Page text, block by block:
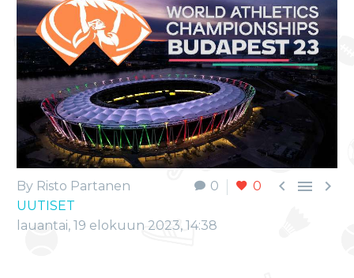
0 0   
By Risto Partanen
UUTISET
lauantai, 19 elokuun 2023, 14:38